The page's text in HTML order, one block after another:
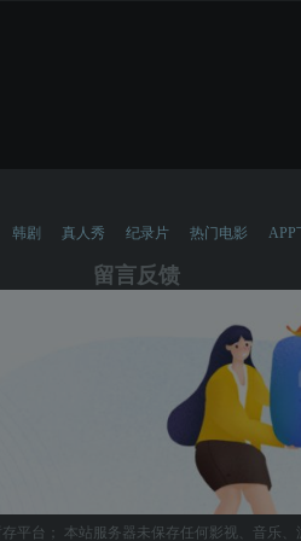
韩剧 真人秀 纪录片 热门电影 APP
留言反馈
台； 本站服务器未保存任何影视、音乐